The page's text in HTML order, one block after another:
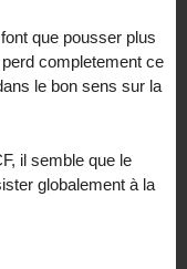
que pousser plus
completement ce
le bon sens sur la
il semble que le
globalement à la